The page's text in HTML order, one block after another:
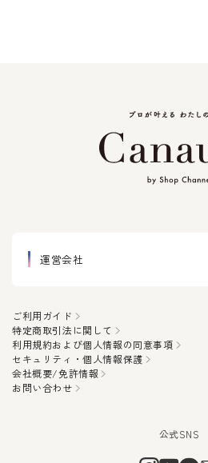
運営会社
ご利用ガイド
特定商取引法に関して
利用規約および個人情報の同意事項
セキュリティ・個人情報保護
会社概要/免許情報
お問い合わせ